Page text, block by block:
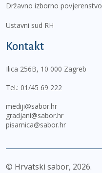
Državno izborno povjerenstvo
Ustavni sud RH
Kontakt
Ilica 256B, 10 000 Zagreb
Tel.: 01/45 69 222
mediji@sabor.hr
gradjani@sabor.hr
pisarnica@sabor.hr
© Hrvatski sabor, 2026